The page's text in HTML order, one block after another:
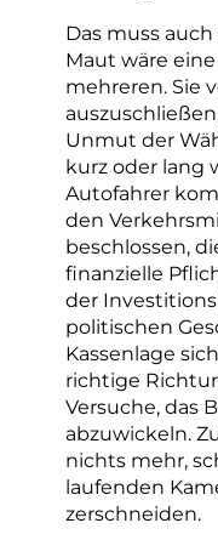
Das muss
Maut wäre
mehreren. Sie
Unmut der
kurz oder lang
Autofahrer
den
beschlossen,
finanzielle
der
politischen
Kassenlage
richtige
Versuche, das
abzuwickeln.
nichts mehr,
laufenden
zerschneiden.